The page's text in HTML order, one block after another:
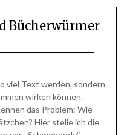
Bücherwürmer
viel Text werden, sondern
wirken können.
das Problem: Wie
Hier stelle ich die